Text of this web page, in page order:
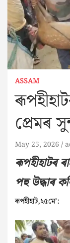
ASSAM
প্ৰেমৰ
May 25, 2026
ৰূপহীহাটৰ
পহু উদ্ধাৰ
ৰূপহীহাট,২৫মে’: